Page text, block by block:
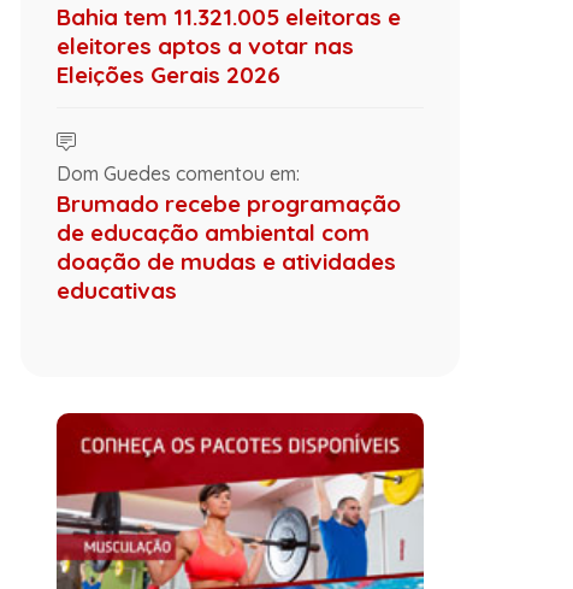
Bahia tem 11.321.005 eleitoras e
eleitores aptos a votar nas
Eleições Gerais 2026
Dom Guedes comentou em:
Brumado recebe programação
de educação ambiental com
doação de mudas e atividades
educativas